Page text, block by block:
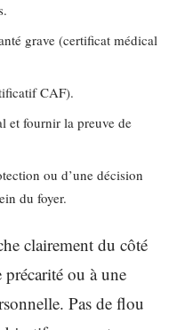
grave (certificat médical
CAF).
et fournir la preuve de
ou d’une décision
du foyer.
clairement du côté
précarité ou à une
Pas de flou